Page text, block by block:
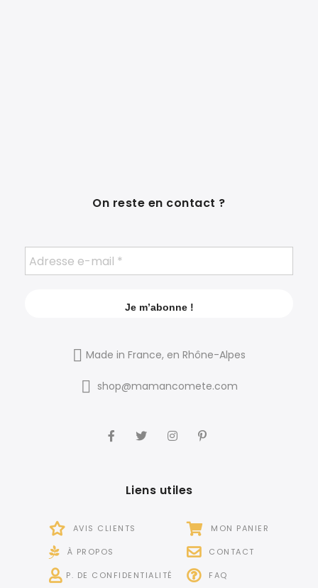
On reste en contact ?
Made in France, en Rhône-Alpes
shop@mamancomete.com
Liens utiles
AVIS CLIENTS
À PROPOS
P. DE CONFIDENTIALITÉ
MON PANIER
CONTACT
FAQ